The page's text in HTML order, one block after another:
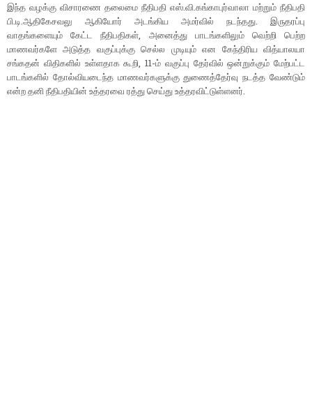
இந்த வழக்கு விசாரணை தலைமை நீதிபதி எஸ்.வி.கங்காபுர்வாலா மற்றும் நீதிபதி
பி.டி.ஆதிகேசவலு ஆகியோர் அடங்கிய அமர்வில் நடந்தது. இருதரப்பு
வாதங்களையும் கேட்ட நீதிபதிகள், அனைத்து பாடங்களிலும் வெற்றி பெற்ற
மாணவர்களே அடுத்த வகுப்புக்கு செல்ல முடியும் என கேந்திரிய வித்யாலயா
சங்கதன் விதிகளில் உள்ளதாக கூறி, 11-ம் வகுப்பு தேர்வில் ஒன்றுக்கும் மேற்பட்ட
பாடங்களில் தோல்வியடைந்த மாணவர்களுக்கு துணைத்தேர்வு நடத்த வேண்டும்
என்ற தனி நீதிபதியின் உத்தரவை ரத்து செய்து உத்தரவிட்டுள்ளனர்.